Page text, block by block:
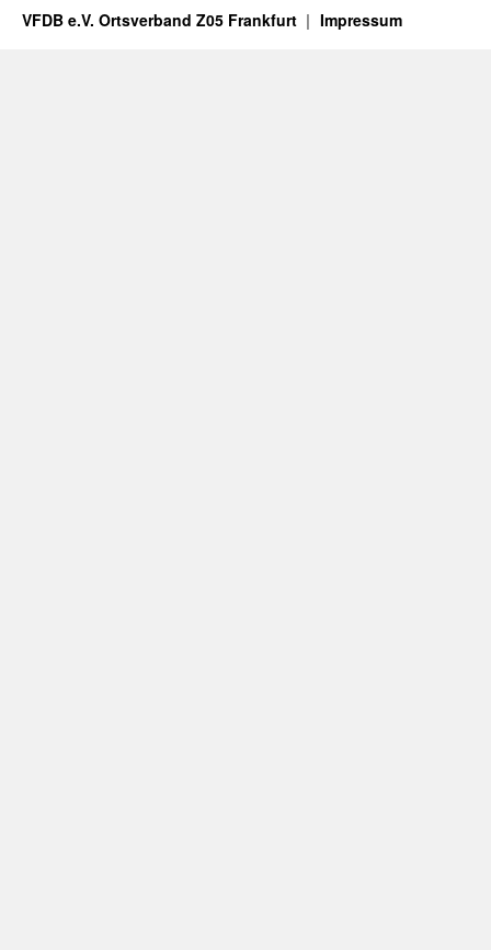
VFDB e.V. Ortsverband Z05 Frankfurt Impressum